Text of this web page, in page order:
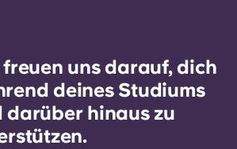
uns darauf, dich
deines Studiums
darüber hinaus zu